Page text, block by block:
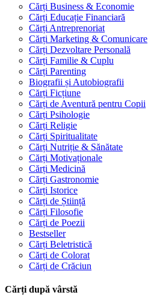
Cărți Business & Economie
Cărți Educație Financiară
Cărți Antreprenoriat
Cărți Marketing & Comunicare
Cărți Dezvoltare Personală
Cărți Familie & Cuplu
Cărți Parenting
Biografii și Autobiografii
Cărți Ficțiune
Cărți de Aventură pentru Copii
Cărți Psihologie
Cărți Religie
Cărți Spiritualitate
Cărți Nutriție & Sănătate
Cărți Motivaționale
Cărți Medicină
Cărți Gastronomie
Cărți Istorice
Cărți de Știință
Cărți Filosofie
Cărți de Poezii
Bestseller
Cărți Beletristică
Cărți de Colorat
Cărți de Crăciun
Cărți după vârstă